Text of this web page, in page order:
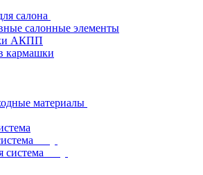
салона
салонные элементы
АКПП
кармашки
материалы
система